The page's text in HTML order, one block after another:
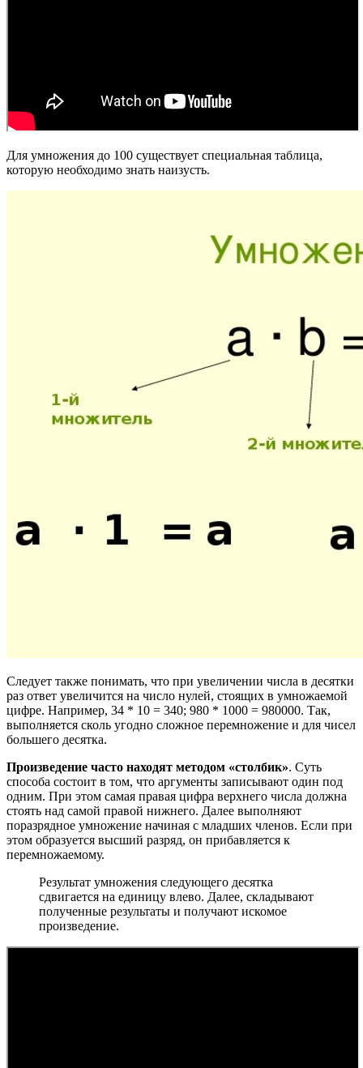
Для умножения до 100 существует специальная таблица,
которую необходимо знать наизусть.
Следует также понимать, что при увеличении числа в десятки
раз ответ увеличится на число нулей, стоящих в умножаемой
цифре. Например, 34 * 10 = 340; 980 * 1000 = 980000. Так,
выполняется сколь угодно сложное перемножение и для чисел
большего десятка.
Произведение часто находят методом «столбик». Суть
способа состоит в том, что аргументы записывают один под
одним. При этом самая правая цифра верхнего числа должна
стоять над самой правой нижнего. Далее выполняют
поразрядное умножение начиная с младших членов. Если при
этом образуется высший разряд, он прибавляется к
перемножаемому.
Результат умножения следующего десятка
сдвигается на единицу влево. Далее, складывают
полученные результаты и получают искомое
произведение.